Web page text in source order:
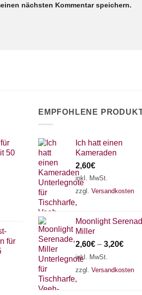
nächsten Kommentar speichern.
50
für
EMPFOHLENE
Ich hatt einen
Kameraden
2,60€
inkl. MwSt.
zzgl. Versandkosten
Moonlight
Miller
2,60€ – 3,20€
inkl. MwSt.
zzgl. Versandkosten